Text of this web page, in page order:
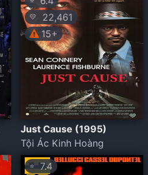
💛
22,461
15+
Just Cause (1995)
Tội Ác Kinh Hoàng
⭐7.4